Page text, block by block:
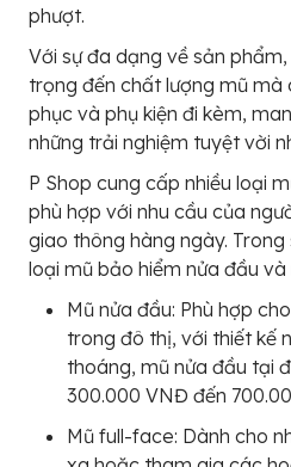
phượt.
Với sự đa dạng về sản
trọng đến chất lượng mũ
phục và phụ kiện đi kèm,
những trải nghiệm tuyệt vời
P Shop cung cấp nhiều loại
phù hợp với nhu cầu của
giao thông hàng ngày.
loại mũ bảo hiểm nửa đầu
Mũ nửa đầu: Phù hợp
trong đô thị, với thiết kế
thoáng, mũ nửa đầu tại
300.000 VNĐ đến
Mũ full-face: Dành cho